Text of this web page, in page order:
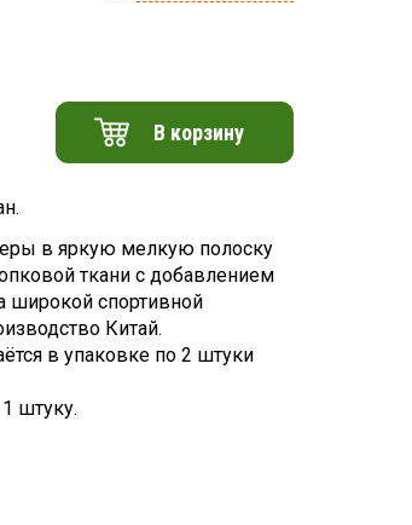
В корзину
в яркую мелкую полоску
ткани с добавлением
широкой спортивной
Китай.
в упаковке по 2 штуки
1 штуку.